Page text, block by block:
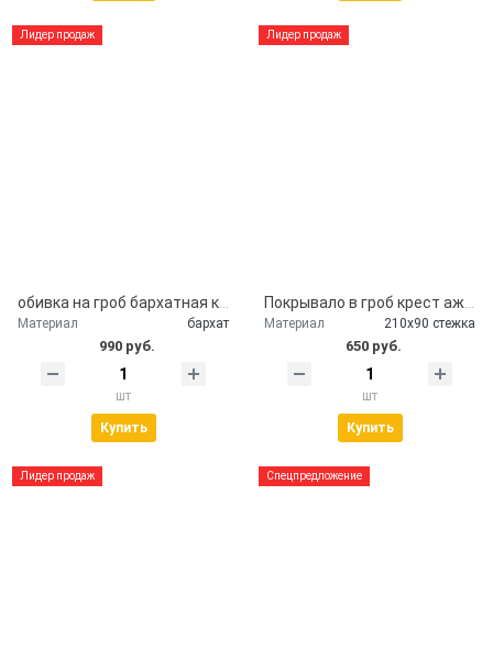
Лидер продаж
Материал бархат
990 руб.
шт
Купить
Лидер продаж
Материал 210х90 стежка
650 руб.
шт
Купить
Лидер продаж Спецпредложение